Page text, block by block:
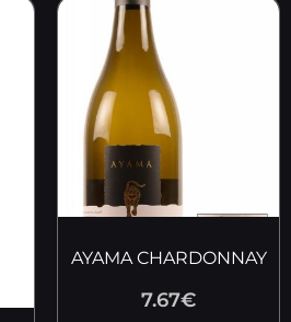
AYAMA CHARDONNAY
7.67€